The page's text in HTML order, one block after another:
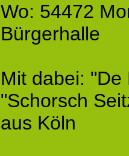
Wo: 54472
Bürgerhalle
Mit dabei:
"Schorsch
aus Köln